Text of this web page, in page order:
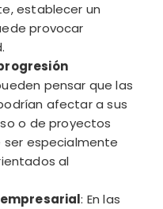
establecer un
provocar
pensar que las
afectar a sus
o de proyectos
ser especialmente
al
: En las